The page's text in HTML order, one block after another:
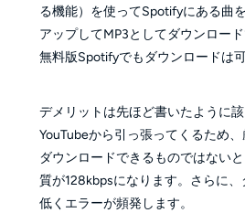
る機能）を使ってSpotifyにある曲
アップしてMP3としてダウンロー
無料版Spotifyでもダウンロードは可
デメリットは先ほど書いたように
YouTubeから引っ張ってくるため
ダウンロードできるものではない
質が128kbpsになります。さらに
低くエラーが頻発します。